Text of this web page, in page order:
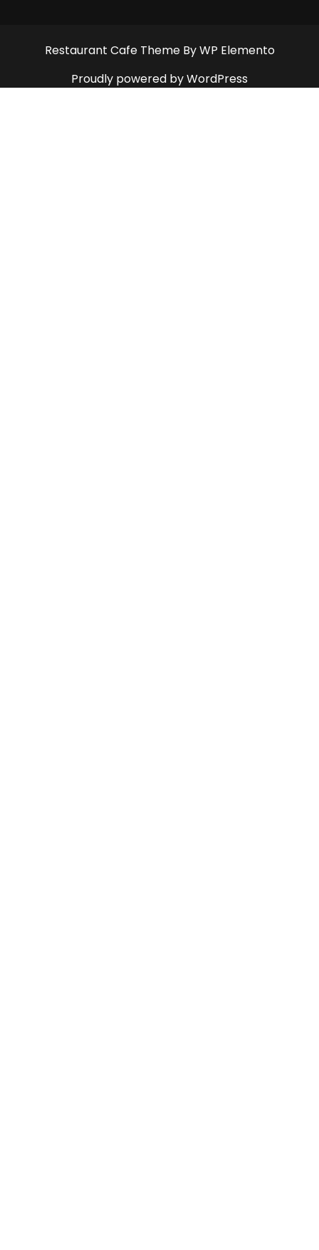
Restaurant Cafe Theme By WP Elemento
Proudly powered by WordPress